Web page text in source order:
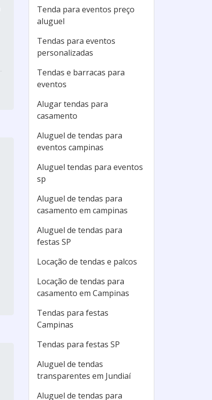
Tenda para eventos preço
aluguel
Tendas para eventos
personalizadas
Tendas e barracas para
eventos
Alugar tendas para
casamento
Aluguel de tendas para
eventos campinas
Aluguel tendas para eventos
sp
Aluguel de tendas para
casamento em campinas
Aluguel de tendas para
festas SP
Locação de tendas e palcos
Locação de tendas para
casamento em Campinas
Tendas para festas
Campinas
Tendas para festas SP
Aluguel de tendas
transparentes em Jundiaí
Aluguel de tendas para